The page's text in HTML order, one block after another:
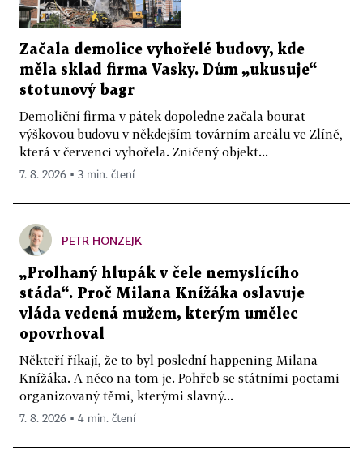
Začala demolice vyhořelé budovy, kde
měla sklad firma Vasky. Dům „ukusuje“
stotunový bagr
Demoliční firma v pátek dopoledne začala bourat
výškovou budovu v někdejším továrním areálu ve Zlíně,
která v červenci vyhořela. Zničený objekt...
7. 8. 2026 ▪ 3 min. čtení
PETR HONZEJK
„Prolhaný hlupák v čele nemyslícího
stáda“. Proč Milana Knížáka oslavuje
vláda vedená mužem, kterým umělec
opovrhoval
Někteří říkají, že to byl poslední happening Milana
Knížáka. A něco na tom je. Pohřeb se státními poctami
organizovaný těmi, kterými slavný...
7. 8. 2026 ▪ 4 min. čtení